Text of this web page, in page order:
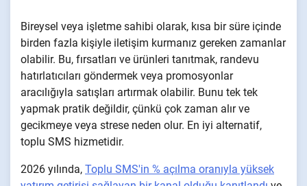
Bireysel veya işletme sahibi olarak, kısa bir süre içinde
birden fazla kişiyle iletişim kurmanız gereken zamanlar
olabilir. Bu, fırsatları ve ürünleri tanıtmak, randevu
hatırlatıcıları göndermek veya promosyonlar
aracılığıyla satışları artırmak olabilir. Bunu tek tek
yapmak pratik değildir, çünkü çok zaman alır ve
gecikmeye veya strese neden olur. En iyi alternatif,
toplu SMS hizmetidir.
2026 yılında, Toplu SMS'in % açılma oranıyla yüksek